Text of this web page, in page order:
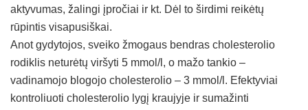
aktyvumas, žalingi įpročiai ir kt. Dėl to širdimi reikėtų
rūpintis visapusiškai.
Anot gydytojos, sveiko žmogaus bendras cholesterolio
rodiklis neturėtų viršyti 5 mmol/l, o mažo tankio –
vadinamojo blogojo cholesterolio – 3 mmol/l. Efektyviai
kontroliuoti cholesterolio lygį kraujyje ir sumažinti